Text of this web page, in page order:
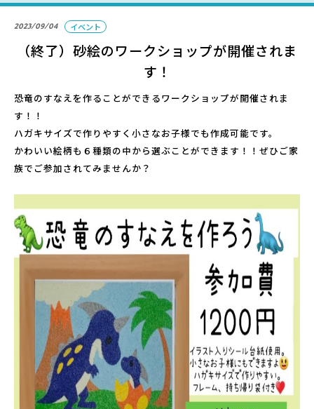
パークのご紹介
こども広場
軍艦島資料館
野母崎文化センター
恐竜パーク体育館
よくある質問
周辺スポット
アクセス
お問い合わせ
2023/09/04 イベント
（終了）砂絵のワークショップが開催されま
す！
恐竜のすなえを作ることができるワークショップが開催されま
す！！
ハガキサイズで作りやすく小さなお子様でも作成可能です。
かわいい絵柄も６種類の中から選ぶことができます！！ぜひご家
族でご参加されてみませんか？